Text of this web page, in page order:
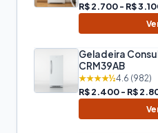
R$ 2.700 - R$
Geladeira
CRM39AB
★★★★½4.6 (982)
R$ 2.400 - R$